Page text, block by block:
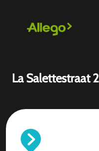
La Salettestraat